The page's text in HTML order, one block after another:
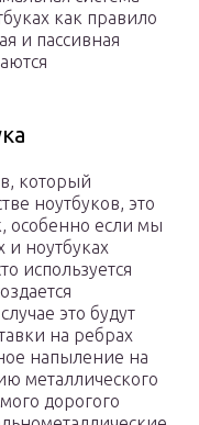
как правило
и пассивная
который
ноутбуков, это
особенно если мы
ноутбуках
используется
это будут
на ребрах
напыление на
металлического
дорогого